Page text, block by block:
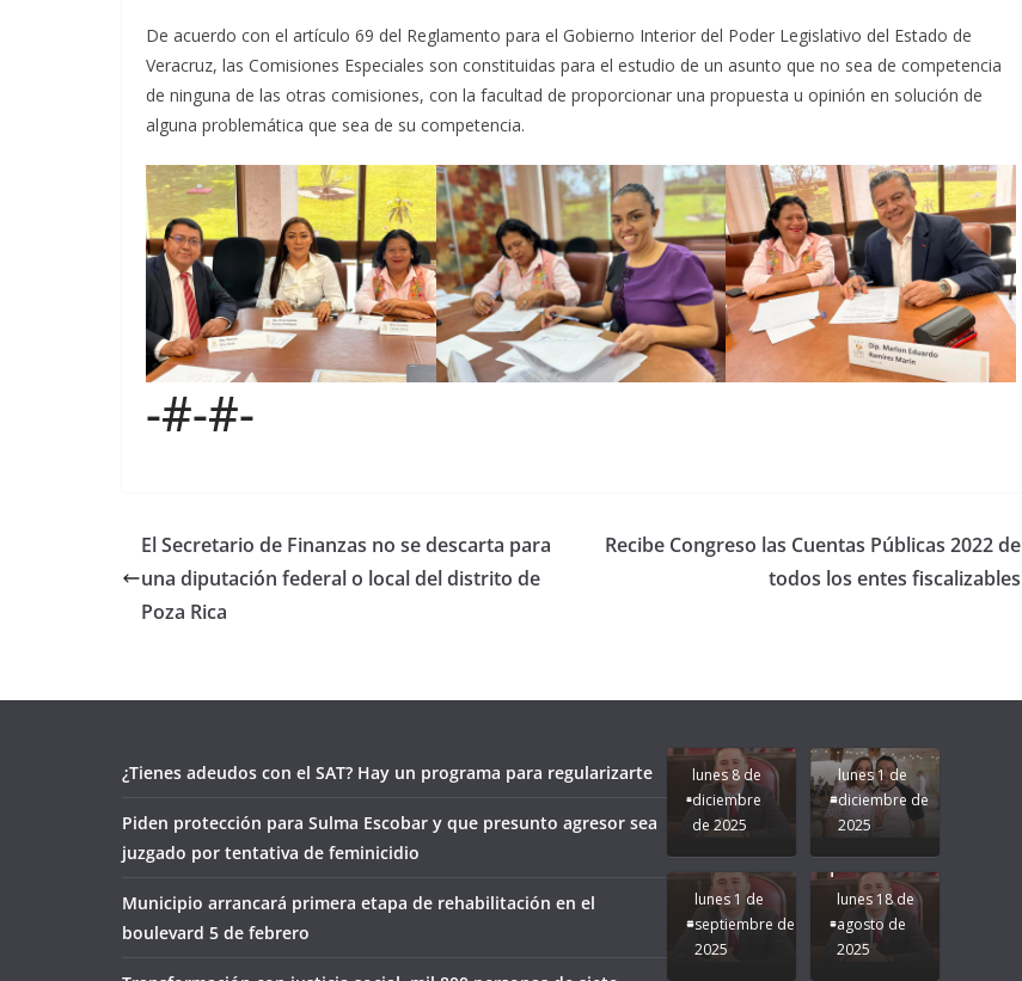
De acuerdo con el artículo 69 del Reglamento para el Gobierno Interior del Poder Legislativo del Estado de
Veracruz, las Comisiones Especiales son constituidas para el estudio de un asunto que no sea de competencia
de ninguna de las otras comisiones, con la facultad de proporcionar una propuesta u opinión en solución de
alguna problemática que sea de su competencia.
-#-#-
El Secretario de Finanzas no se descarta para
una diputación federal o local del distrito de
Poza Rica
Recibe Congreso las Cuentas Públicas 2022 de
todos los entes fiscalizables
¿Tienes adeudos con el SAT? Hay un programa para regularizarte
Piden protección para Sulma Escobar y que presunto agresor sea
juzgado por tentativa de feminicidio
Municipio arrancará primera etapa de rehabilitación en el
boulevard 5 de febrero
lunes 8 de
diciembre
de 2025
lunes 1 de
diciembre de
2025
Apoyo y
Seguimos la
Ruta que
Marca
Nuestra
Rocío Nahle.
lunes 1 de
septiembre de
2025
Pongamos
de moda;
San
Andrés
Tuxtla
presente.
lunes 18 de
agosto de
2025